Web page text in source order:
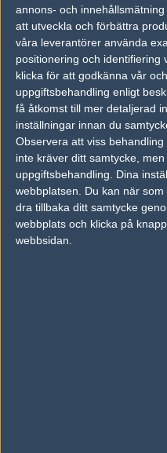
annons- och
att utveckla och förbättra
våra leverantörer använda
positionering och identifiering
klicka för att godkänna vår
uppgiftsbehandling enligt
få åtkomst till mer detaljerad
inställningar innan du
Observera att viss
inte kräver ditt samtycke,
uppgiftsbehandling. Dina
webbplatsen. Du kan när
dra tillbaka ditt samtycke
webbplats och klicka på
webbsidan.
lol bara för duttdutt skrälla
ska vinna denna ledsen att
kingdom vinner ! :) Du har
Kingdom!
#6 ALEXANDERxD
Hall of Fame
#4. Nu ska ni FAN TA DETTA!
5000 b (+ 4232) - duttdutt
Redigerad 2011-05-12 19:15